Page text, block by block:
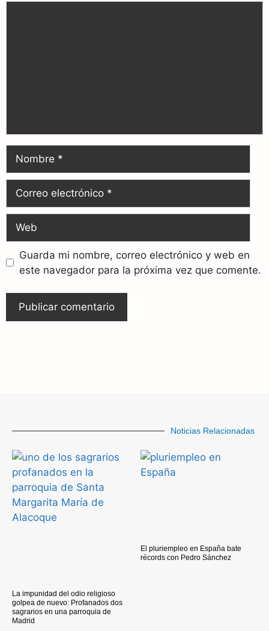
Guarda mi nombre, correo electrónico y web en
este navegador para la próxima vez que comente.
Noticias Relacionadas
La impunidad del odio religioso
golpea de nuevo: Profanados dos
sagrarios en una parroquia de
Madrid
El pluriempleo en España bate
récords con Pedro Sánchez